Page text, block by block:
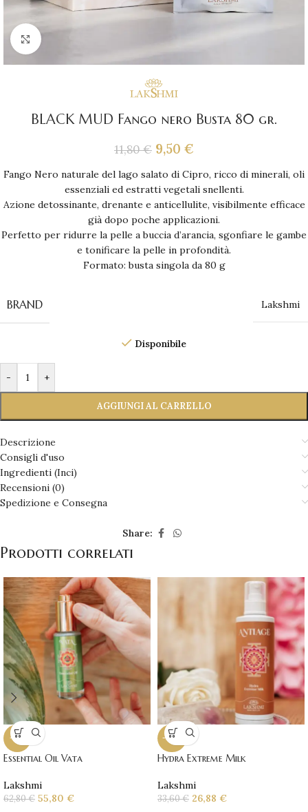
Click to enlarge
BLACK MUD Fango nero Busta 80 gr.
11,80€ 9,50 €
Fango Nero naturale del lago salato di Cipro, ricco di minerali, oli
essenziali ed estratti vegetali snellenti.
Azione detossinante, drenante e anticellulite, visibilmente efficace
già dopo poche applicazioni.
Perfetto per ridurre la pelle a buccia d’arancia, sgonfiare le gambe
e tonificare la pelle in profondità.
Formato: busta singola da 80 g
BRAND Lakshmi
Disponibile
- +
AGGIUNGI AL CARRELLO
Descrizione
Consigli d'uso
Ingredienti (Inci)
Recensioni (0)
Spedizione e Consegna
Share:
Prodotti correlati
-11%
Essential Oil Vata
Lakshmi
62,80€ 55,80 €
-20%
Hydra Extreme Milk
Lakshmi
33,60€ 26,88 €